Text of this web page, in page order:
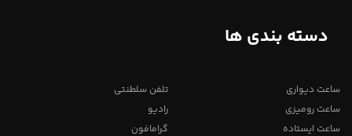
دسته بندی ها
ساعت دیواری
ساعت رومیزی
ساعت ایستاده
تلفن سلطنتی
رادیو
گرامافون